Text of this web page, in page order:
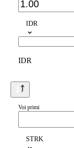
IDR
IDR
Voi primi
STRK